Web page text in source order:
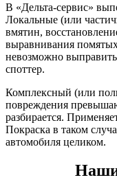
В «Дельта-сервис»
Локальные (или
вмятин,
выравнивания
невозможно
споттер.
Комплексный (или
повреждения
разбирается.
Покраска в таком
автомобиля целиком.